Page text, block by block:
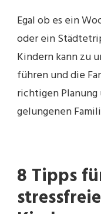
Egal ob es ein
oder ein
Kindern kann zu
führen und die
richtigen
gelungenen
8 Tipps